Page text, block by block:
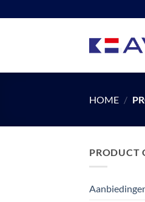
naar
HOME /
PRODUCT